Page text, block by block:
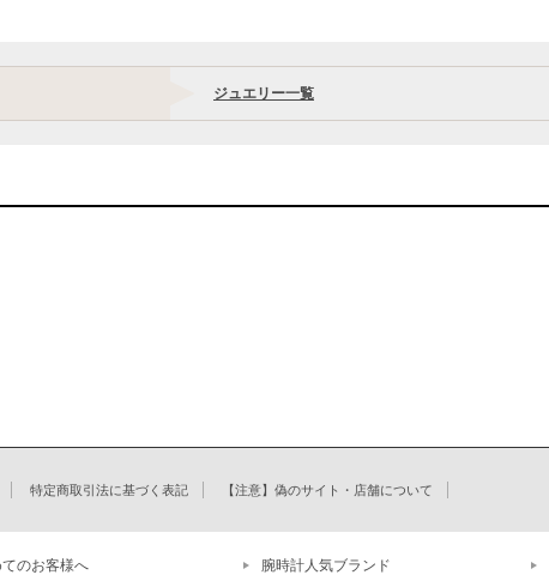
ジュエリー一覧
特定商取引法に基づく表記 【注意】偽のサイト・店舗について
のお客様へ 腕時計人気ブランド